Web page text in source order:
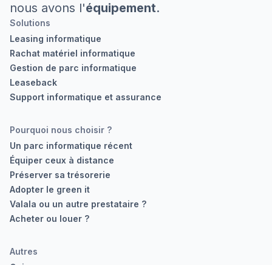
nous avons l'équipement.
Solutions
Leasing informatique
Rachat matériel informatique
Gestion de parc informatique
Leaseback
Support informatique et assurance
Pourquoi nous choisir ?
Un parc informatique récent
Équiper ceux à distance
Préserver sa trésorerie
Adopter le green it
Valala ou un autre prestataire ?
Acheter ou louer ?
Autres